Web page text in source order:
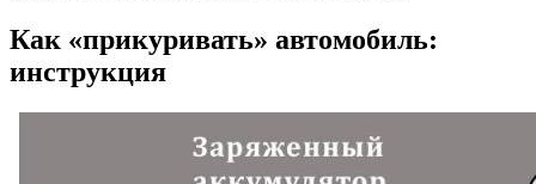
Как «прикуривать» автомобиль:
инструкция